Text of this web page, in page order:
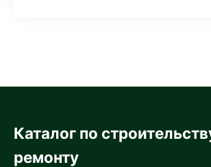
Каталог по
ремонту